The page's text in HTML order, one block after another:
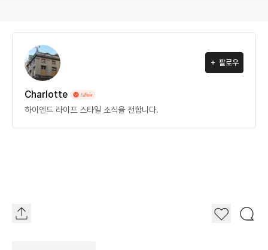
팔로우
Charlotte
하이엔드 라이프 스타일 소식을 전합니다.